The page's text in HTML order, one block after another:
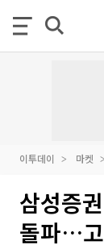
이투데이 마켓
삼성증
돌파…